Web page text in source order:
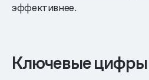
эффективнее.
Ключевые цифры